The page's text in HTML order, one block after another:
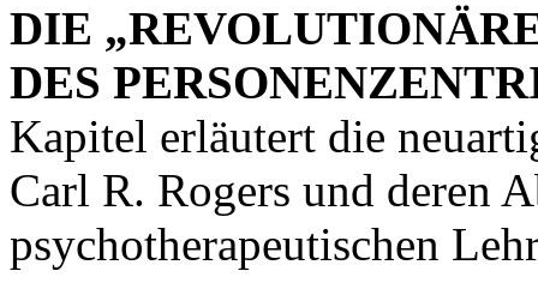
DIE
DES
Kapitel erläutert die
Carl R. Rogers und deren
psychotherapeutischen